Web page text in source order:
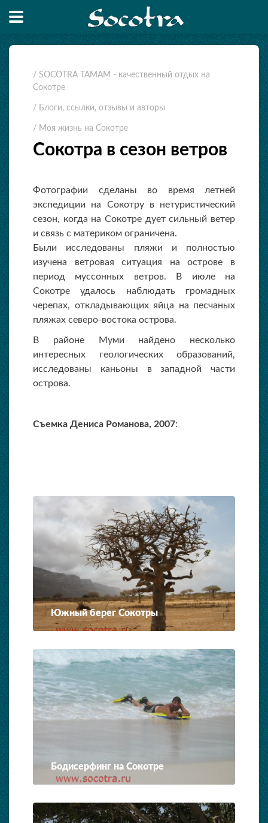
/ SOCOTRA TAMAM - качественный отдых на
Сокотре
/ Блоги, ссылки, отзывы и авторы
/ Моя жизнь на Сокотре
Сокотра в сезон ветров
Фотографии сделаны во время летней
экспедиции на Сокотру в нетуристический
сезон, когда на Сокотре дует сильный ветер
и связь с материком ограничена.
Были исследованы пляжи и полностью
изучена ветровая ситуация на острове в
период муссонных ветров. В июле на
Сокотре удалось наблюдать громадных
черепах, откладывающих яйца на песчаных
пляжах северо-востока острова.
В районе Муми найдено несколько
интересных геологических образований,
исследованы каньоны в западной части
острова.
Съемка Дениса Романова, 2007:
Южный берег Сокотры
Бодисерфинг на Сокотре